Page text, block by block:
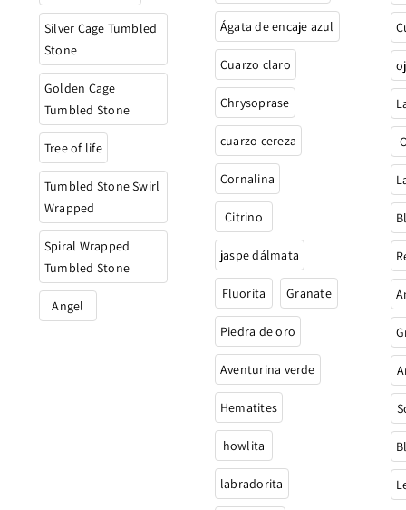
Silver Cage Tumbled
Stone
Golden Cage
Tumbled Stone
Tree of life
Tumbled Stone Swirl
Wrapped
Spiral Wrapped
Tumbled Stone
Angel
Ágata de encaje azul
Cuarzo claro
Chrysoprase
cuarzo cereza
Cornalina
Citrino
jaspe dálmata
Fluorita Granate
Piedra de oro
Aventurina verde
Hematites
howlita
labradorita